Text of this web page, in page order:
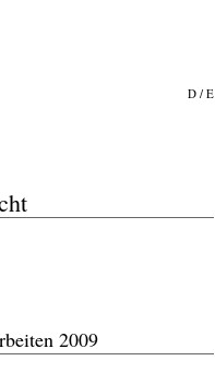
D / E
2009